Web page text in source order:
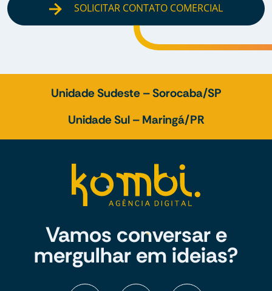
SOLICITAR CONTATO COMERCIAL
Unidade Sudeste – Sorocaba/SP
Unidade Sul – Maringá/PR
Vamos conversar e
mergulhar em ideias?